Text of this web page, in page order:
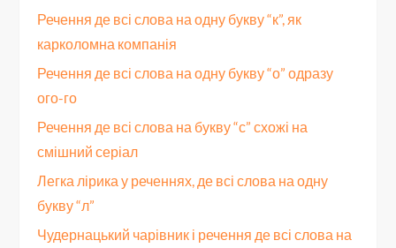
Речення де всі слова на одну букву “к”, як
карколомна компанія
Речення де всі слова на одну букву “о” одразу
ого-го
Речення де всі слова на букву “с” схожі на
смішний серіал
Легка лірика у реченнях, де всі слова на одну
букву “л”
Чудернацький чарівник і речення де всі слова на